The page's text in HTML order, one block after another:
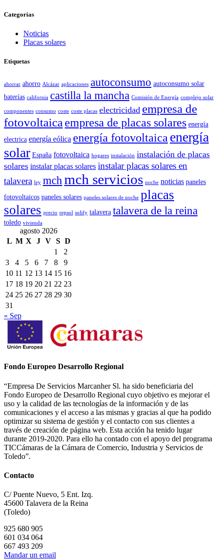
Categorías
Noticias
Placas solares
Etiquetas
ahorrar ahorro Alcázar aplicaciones autoconsumo autoconsumo solar
baterías california castilla la mancha Comisión de Energía complejo solar
componentes consumo coste coste placas electricidad empresa de
fotovoltaica empresa de placas solares energía
electrica energía eólica energía fotovoltaica energía
solar España fotovoltaica hogares instalación instalación de placas
solares instalar placas solares instalar placas solares en
talavera ley mch mch servicios noche noticias paneles
fotovoltaicos paneles solares paneles solares de noche placas
solares precio repsol solify talavera talavera de la reina
toledo vivienda
agosto 2026
L M X J V S D
1
2
3
4 5 6 7 8
9
10 11 12 13 14 15 16
17 18 19 20 21 22 23
24 25 26 27 28 29 30
31
« Sep
Fondo Europeo Desarrollo Regional
“Empresa De Servicios Marcanher Sl. ha sido beneficiaria del
Fondo Europeo de Desarrollo Regional cuyo objetivo es mejorar el
uso y la calidad de las tecnologías de la información y de las
comunicaciones y el acceso a las mismas y gracias al que ha podido
optimizar su sistema de gestión y el contacto con sus clientes a
través de creación de página web. Esta acción ha tenido lugar
durante 2019-2020. Para ello ha contado con el apoyo del programa
TICCámaras de la Cámara de Comercio, Industria y Servicios de
Toledo”.
Contacto
C/ Puente Nuevo, 5 Ent. Izq.
45600 Talavera de la Reina
(Toledo)
925 680 905
601 034 064
667 493 209
Mandar un email